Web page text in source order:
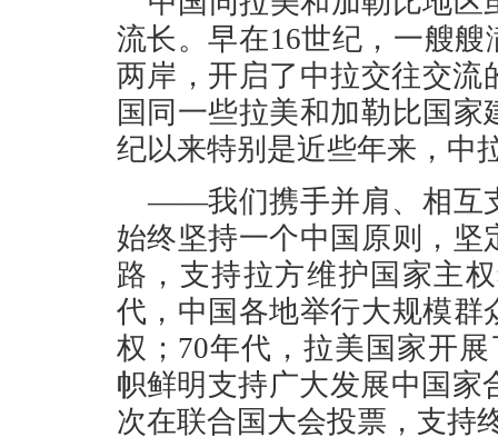
流长。早在16世纪，一艘
两岸，开启了中拉交往交流
国同一些拉美和加勒比国
纪以来特别是近些年来，中
——我们携手并肩、相互
始终坚持一个中国原则，
路，支持拉方维护国家主
代，中国各地举行大规模
权；70年代，拉美国家开
帜鲜明支持广大发展中国家
次在联合国大会投票，支持